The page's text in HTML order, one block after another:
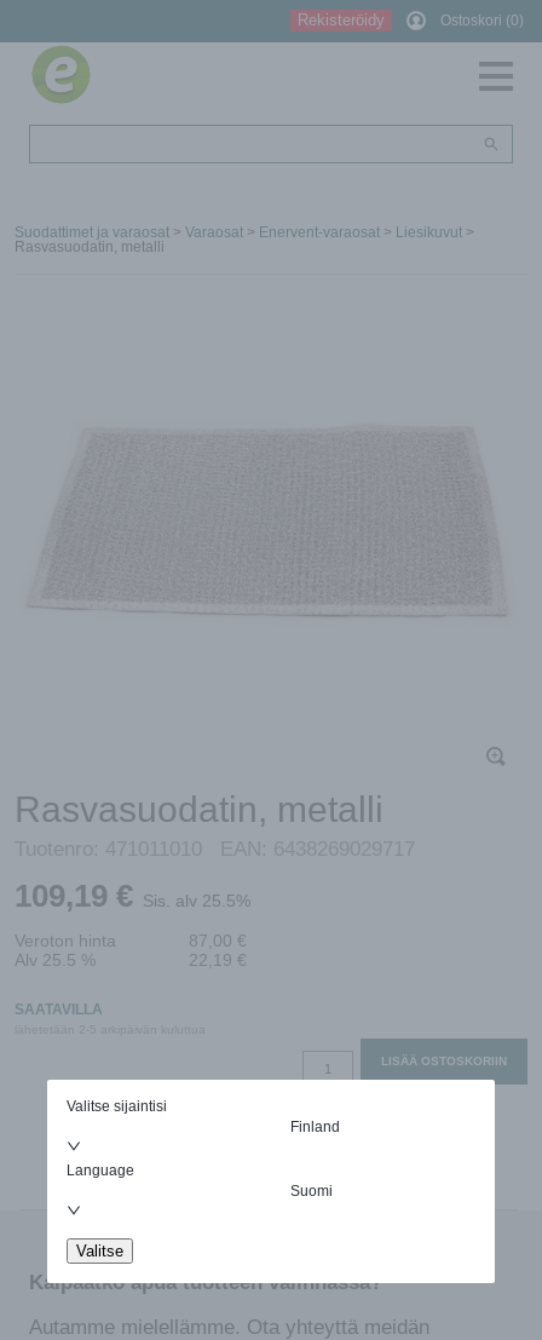
Valitse sijaintisi
Finland
Language
Suomi
Valitse
Rekisteröidy Ostoskori (0)
Suodattimet ja varaosat > Varaosat > Enervent-varaosat > Liesikuvut >
Rasvasuodatin, metalli
Rasvasuodatin, metalli
Tuotenro: 471011010 EAN: 6438269029717
109,19 € Sis. alv 25.5%
Veroton hinta 87,00 €
Alv 25.5 %
22,19 €
SAATAVILLA
Rasvasuodatin,LISÄÄ OSTOSKORIIN
Kaipaatko apua tuotteen valinnassa?
Autamme mielellämme. Ota yhteyttä meidän